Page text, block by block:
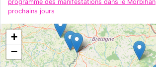
programme des manifestations dans le Morbihan
prochains jours
+
−